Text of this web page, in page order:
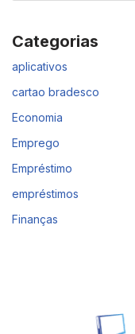
Categorias
aplicativos
cartao bradesco
Economia
Emprego
Empréstimo
empréstimos
Finanças